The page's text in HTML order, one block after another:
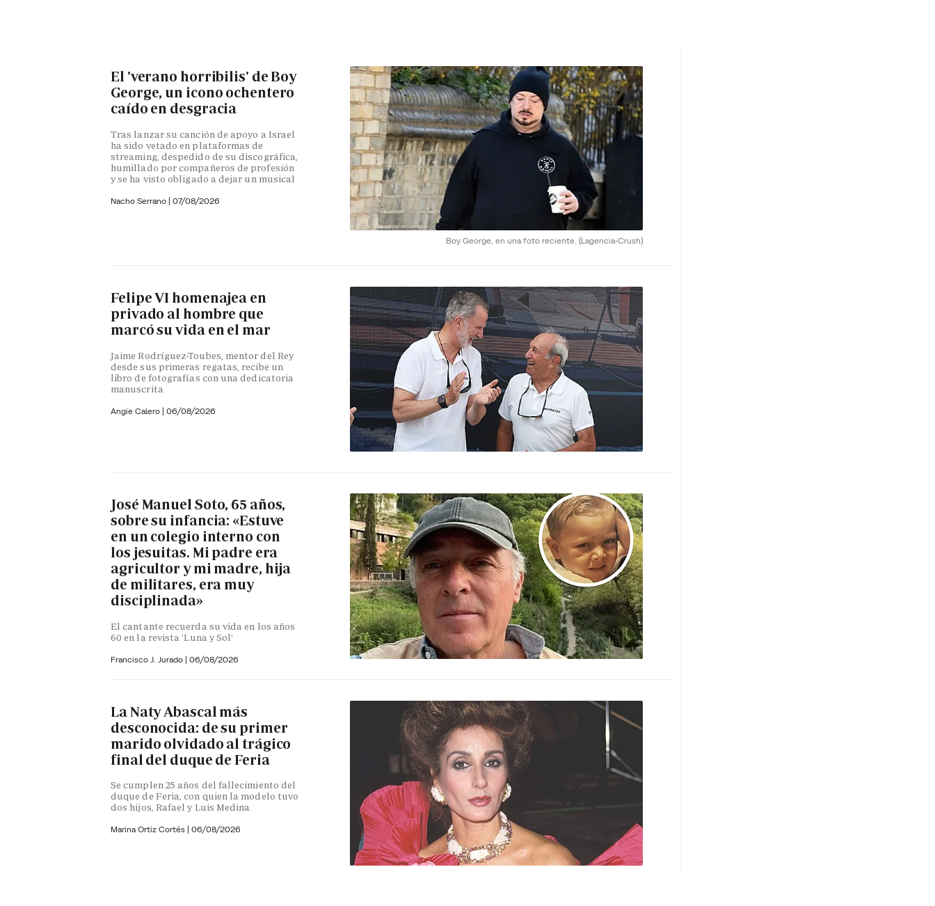
Boy George, en una foto reciente. (Lagencia-Crush)
El 'verano horribilis' de Boy
George, un icono ochentero
caído en desgracia
Tras lanzar su canción de apoyo a Israel
ha sido vetado en plataformas de
streaming, despedido de su discográfica,
humillado por compañeros de profesión
y se ha visto obligado a dejar un musical
Nacho Serrano | 07/08/2026
Felipe VI homenajea en
privado al hombre que
marcó su vida en el mar
Jaime Rodríguez-Toubes, mentor del Rey
desde sus primeras regatas, recibe un
libro de fotografías con una dedicatoria
manuscrita
Angie Calero | 06/08/2026
José Manuel Soto, 65 años,
sobre su infancia: «Estuve
en un colegio interno con
los jesuitas. Mi padre era
agricultor y mi madre, hija
de militares, era muy
disciplinada»
El cantante recuerda su vida en los años
60 en la revista 'Luna y Sol'
Francisco J. Jurado | 06/08/2026
La Naty Abascal más
desconocida: de su primer
marido olvidado al trágico
final del duque de Feria
Se cumplen 25 años del fallecimiento del
duque de Feria, con quien la modelo tuvo
dos hijos, Rafael y Luis Medina
Marina Ortiz Cortés | 06/08/2026